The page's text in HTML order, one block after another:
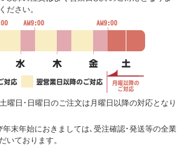
ださい。
曜日･日曜日のご注文は月曜日以降の対応となり
末年始におきましては､受注確認･発送等の全業
いております。